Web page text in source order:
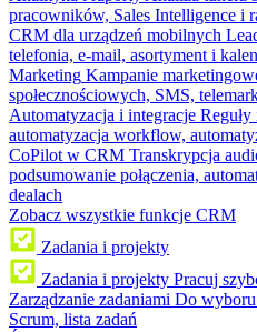
pracowników, Sales Intelligence i
CRM dla urządzeń mobilnych
telefonia, e-mail, asortyment i
Marketing Kampanie
społecznościowych, SMS,
Automatyzacja i integracje
automatyzacja workflow,
CoPilot w CRM Transkrypcja
podsumowanie połączenia,
dealach
Zobacz wszystkie funkcje CRM
Zadania i projekty
Zadania i projekty Pracuj
Zarządzanie zadaniami Do wyboru
Scrum, lista zadań